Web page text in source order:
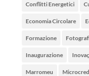
Conflitti Energetici
Economia Circolare
Formazione
Inaugurazione
Marromeu